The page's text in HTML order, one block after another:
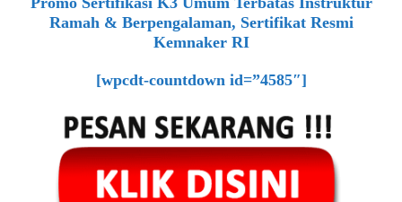
Ramah & Berpengalaman, Sertifikat Resmi
Kemnaker RI
[wpcdt-countdown id=”4585″]